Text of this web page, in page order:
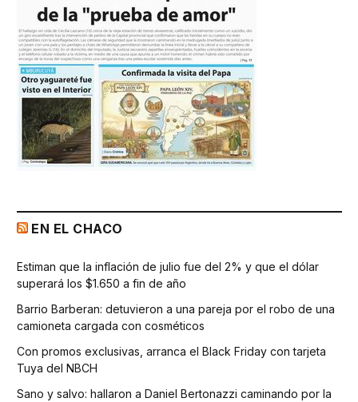
EN EL CHACO
Estiman que la inflación de julio fue del 2% y que el dólar
superará los $1.650 a fin de año
Barrio Barberan: detuvieron a una pareja por el robo de una
camioneta cargada con cosméticos
Con promos exclusivas, arranca el Black Friday con tarjeta
Tuya del NBCH
Sano y salvo: hallaron a Daniel Bertonazzi caminando por la